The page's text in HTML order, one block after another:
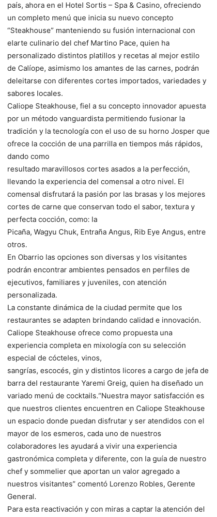
país, ahora en el Hotel Sortis – Spa & Casino, ofreciendo
un completo menú que inicia su nuevo concepto
“Steakhouse” manteniendo su fusión internacional con
elarte culinario del chef Martino Pace, quien ha
personalizado distintos platillos y recetas al mejor estilo
de Calíope, asimismo los amantes de las carnes, podrán
deleitarse con diferentes cortes importados, variedades y
sabores locales.
Caliope Steakhouse, fiel a su concepto innovador apuesta
por un método vanguardista permitiendo fusionar la
tradición y la tecnología con el uso de su horno Josper que
ofrece la cocción de una parrilla en tiempos más rápidos,
dando como
resultado maravillosos cortes asados a la perfección,
llevando la experiencia del comensal a otro nivel. El
comensal disfrutará la pasión por las brasas y los mejores
cortes de carne que conservan todo el sabor, textura y
perfecta cocción, como: la
Picaña, Wagyu Chuk, Entraña Angus, Rib Eye Angus, entre
otros.
En Obarrio las opciones son diversas y los visitantes
podrán encontrar ambientes pensados en perfiles de
ejecutivos, familiares y juveniles, con atención
personalizada.
La constante dinámica de la ciudad permite que los
restaurantes se adapten brindando calidad e innovación.
Caliope Steakhouse ofrece como propuesta una
experiencia completa en mixología con su selección
especial de cócteles, vinos,
sangrías, escocés, gin y distintos licores a cargo de jefa de
barra del restaurante Yaremi Greig, quien ha diseñado un
variado menú de cocktails.“Nuestra mayor satisfacción es
que nuestros clientes encuentren en Caliope Steakhouse
un espacio donde puedan disfrutar y ser atendidos con el
mayor de los esmeros, cada uno de nuestros
colaboradores les ayudará a vivir una experiencia
gastronómica completa y diferente, con la guía de nuestro
chef y sommelier que aportan un valor agregado a
nuestros visitantes” comentó Lorenzo Robles, Gerente
General.
Para esta reactivación y con miras a captar la atención del